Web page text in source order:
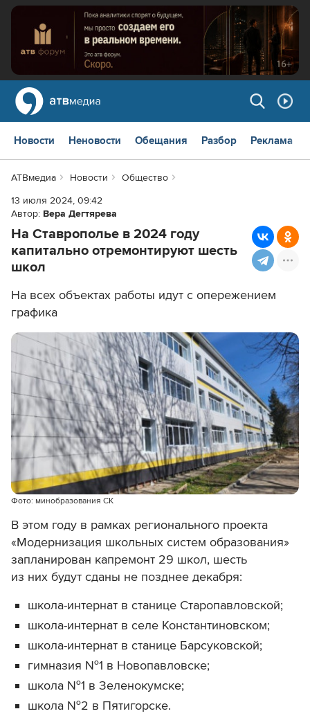
Новости Неновости Обещания Разбор Реклама
АТВмедиа Новости
Общество
13 июля 2024, 09:42
Автор: Вера Дегтярева
На Ставрополье в 2024 году
капитально отремонтируют шесть
школ
На всех объектах работы идут с опережением
графика
Фото: минобразования СК
В этом году в рамках регионального проекта
«Модернизация школьных систем образования»
запланирован капремонт 29 школ, шесть
из них будут сданы не позднее декабря:
школа-интернат в станице Старопавловской;
школа-интернат в селе Константиновском;
школа-интернат в станице Барсуковской;
гимназия №1 в Новопавловске;
школа №1 в Зеленокумске;
школа №2 в Пятигорске.